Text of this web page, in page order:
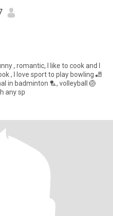
I like to cook and I
, I love sport to play bowling 🎳
🏸, volleyball 🏐
to watch any sp